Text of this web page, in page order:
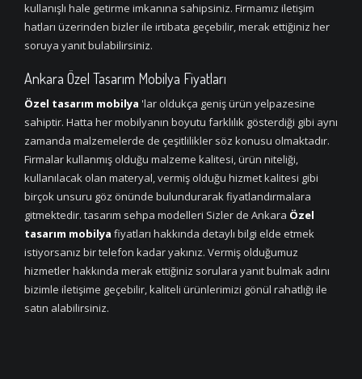
kullanışlı hale getirme imkanına sahipsiniz. Firmamız iletişim
hatları üzerinden bizler ile irtibata geçebilir, merak ettiğiniz her
soruya yanıt bulabilirsiniz.
Ankara Özel Tasarım Mobilya Fiyatları
Özel tasarım mobilya 'lar oldukça geniş ürün yelpazesine
sahiptir. Hatta her mobilyanın boyutu farklılık gösterdiği gibi aynı
zamanda malzemelerde de çeşitlilikler söz konusu olmaktadır.
Firmalar kullanmış olduğu malzeme kalitesi, ürün niteliği,
kullanılacak olan materyal, vermiş olduğu hizmet kalitesi gibi
birçok unsuru göz önünde bulundurarak fiyatlandırmalara
gitmektedir. tasarım sehpa modelleri Sizler de Ankara Özel
tasarım mobilya fiyatları hakkında detaylı bilgi elde etmek
istiyorsanız bir telefon kadar yakınız. Vermiş olduğumuz
hizmetler hakkında merak ettiğiniz sorulara yanıt bulmak adını
bizimle iletişime geçebilir, kaliteli ürünlerimizi gönül rahatlığı ile
satın alabilirsiniz.